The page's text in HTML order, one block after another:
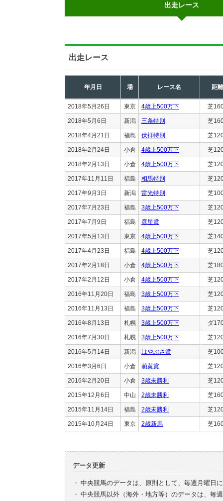
出走レース
出走レース
年月日 場 レース名 距離
2018年5月26日 東京 4歳上500万下 芝
2018年5月6日 新潟 三条特別 芝
2018年4月21日 福島 伏拝特別 芝
2018年2月24日 小倉 4歳上500万下 芝
2018年2月13日 小倉 4歳上500万下 芝
2017年11月11日 福島 相馬特別 芝
2017年9月3日 新潟 雷光特別 芝
2017年7月23日 福島 3歳上500万下 芝
2017年7月9日 福島 彦星賞 芝
2017年5月13日 東京 4歳上500万下 芝
2017年4月23日 福島 4歳上500万下 芝
2017年2月18日 小倉 4歳上500万下 芝
2017年2月12日 小倉 4歳上500万下 芝
2016年11月20日 福島 3歳上500万下 芝
2016年11月13日 福島 3歳上500万下 芝
2016年8月13日 札幌 3歳上500万下 ダ
2016年7月30日 札幌 3歳上500万下 芝
2016年5月14日 新潟 はやぶさ賞 芝
2016年3月6日 小倉 萌黄賞 芝
2016年2月20日 小倉 3歳未勝利 芝
2015年12月6日 中山 2歳未勝利 芝
2015年11月14日 福島 2歳未勝利 芝
2015年10月24日 東京 2歳新馬 芝
データ更新
・ 中央競馬のデータは、原則として、毎週月曜日
・ 中央競馬以外（海外・地方等）のデータは、毎